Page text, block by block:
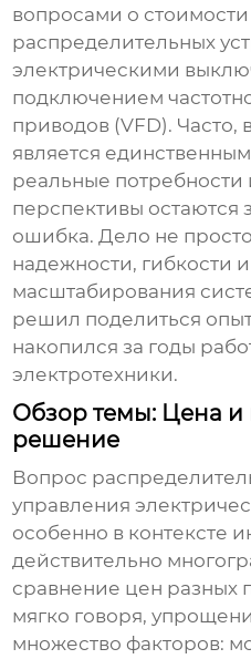
вопросами о
распределительных
электрическими
подключением
приводов (VFD). Часто,
является
реальные потребности
перспективы остаются
ошибка. Дело не
надежности, гибкости
масштабирования
решил поделиться
накопился за годы
электротехники.
Обзор темы: Цена и
решение
Вопрос
управления
особенно в контексте
действительно
сравнение цен разных
мягко говоря,
множество факторов: